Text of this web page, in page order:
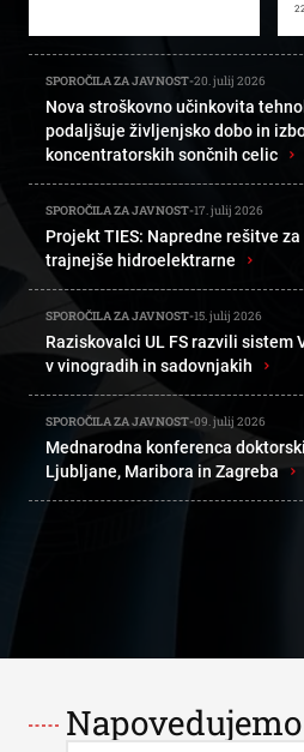
SPOROČILA ZA JAVNOST-20. julij 2026
Nova stroškovno učinkovita
podaljšuje življenjsko dobo in
koncentratorskih sončnih celic
›
SPOROČILA ZA JAVNOST-17. julij 2026
Projekt TIES: Napredne rešitve
trajnejše hidroelektrarne
›
SPOROČILA ZA JAVNOST-15. julij 2026
Raziskovalci UL FS razvili sistem
v vinogradih in sadovnjakih
›
SPOROČILA ZA JAVNOST-09. julij 2026
Mednarodna konferenca
Ljubljane, Maribora in Zagreba
›
Napovedujemo